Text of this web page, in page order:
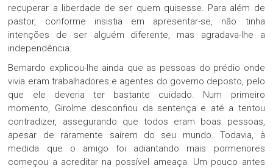
recuperar a liberdade de ser quem quisesse. Para além de
pastor, conforme insistia em apresentar-se, não tinha
intenções de ser alguém diferente, mas agradava-lhe a
independência.
Bernardo explicou-lhe ainda que as pessoas do prédio onde
vivia eram trabalhadores e agentes do governo deposto, pelo
que ele deveria ter bastante cuidado. Num primeiro
momento, Girolme desconfiou da sentença e até a tentou
contradizer, assegurando que todos eram boas pessoas,
apesar de raramente saírem do seu mundo. Todavia, à
medida que o amigo foi adiantando mais pormenores
começou a acreditar na possível ameaça. Um pouco antes